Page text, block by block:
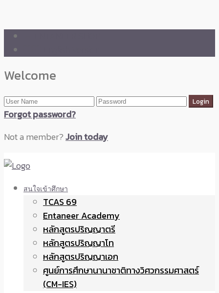
Welcome
Forgot password?
Not a member?Join today
สนใจเข้าศึกษา
TCAS 69
Entaneer Academy
หลักสูตรปริญญาตรี
หลักสูตรปริญญาโท
หลักสูตรปริญญาเอก
ศูนย์การศึกษานานาชาติทางวิศวกรรมศาสตร์
(CM-IES)